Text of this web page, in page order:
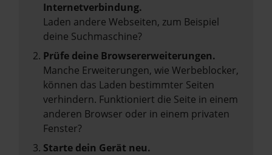
Internetverbindung.
Laden andere Webseiten, zum Beispiel
deine Suchmaschine?
Prüfe deine Browsererweiterungen.
Manche Erweiterungen, wie Werbeblocker,
können das Laden bestimmter Seiten
verhindern. Funktioniert die Seite in einem
anderen Browser oder in einem privaten
Fenster?
Starte dein Gerät neu.